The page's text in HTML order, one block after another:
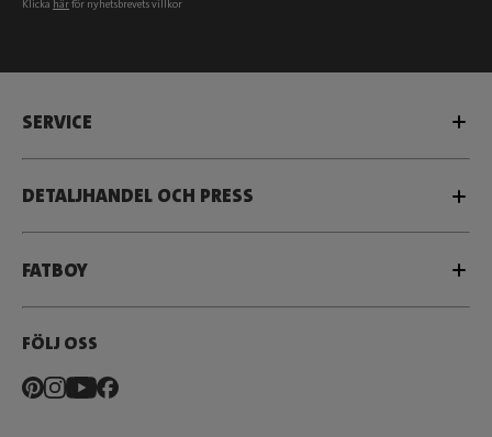
Klicka härför nyhetsbrevets villkor
SERVICE
DETALJHANDEL OCH PRESS
FATBOY
FÖLJ OSS